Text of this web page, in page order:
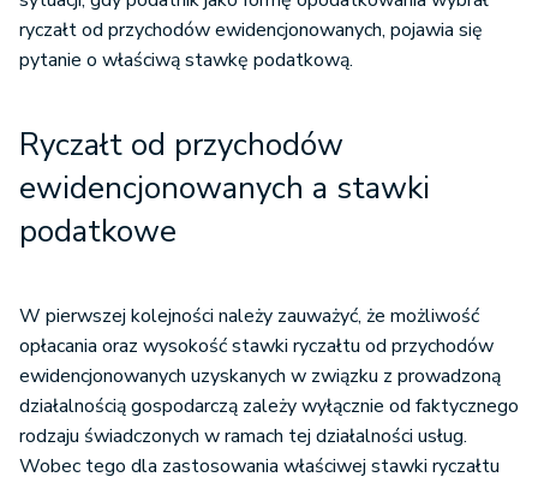
ryczałt od przychodów ewidencjonowanych, pojawia się
pytanie o właściwą stawkę podatkową.
Ryczałt od przychodów
ewidencjonowanych a stawki
podatkowe
W pierwszej kolejności należy zauważyć, że możliwość
opłacania oraz wysokość stawki ryczałtu od przychodów
ewidencjonowanych uzyskanych w związku z prowadzoną
działalnością gospodarczą zależy wyłącznie od faktycznego
rodzaju świadczonych w ramach tej działalności usług.
Wobec tego dla zastosowania właściwej stawki ryczałtu